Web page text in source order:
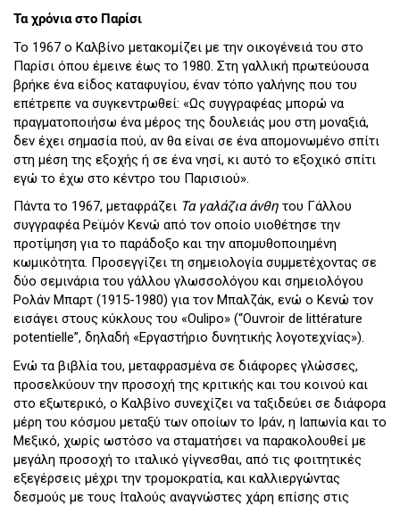
Τα χρόνια στο Παρίσι
Το 1967 ο Καλβίνο μετακομίζει με την οικογένειά του στο
Παρίσι όπου έμεινε έως το 1980. Στη γαλλική πρωτεύουσα
βρήκε ένα είδος καταφυγίου, έναν τόπο γαλήνης που του
επέτρεπε να συγκεντρωθεί: «Ως συγγραφέας μπορώ να
πραγματοποιήσω ένα μέρος της δουλειάς μου στη μοναξιά,
δεν έχει σημασία πού, αν θα είναι σε ένα απομονωμένο σπίτι
στη μέση της εξοχής ή σε ένα νησί, κι αυτό το εξοχικό σπίτι
εγώ το έχω στο κέντρο του Παρισιού».
Πάντα το 1967, μεταφράζει Τα γαλάζια άνθη του Γάλλου
συγγραφέα Ρεϊμόν Κενώ από τον οποίο υιοθέτησε την
προτίμηση για το παράδοξο και την απομυθοποιημένη
κωμικότητα. Προσεγγίζει τη σημειολογία συμμετέχοντας σε
δύο σεμινάρια του γάλλου γλωσσολόγου και σημειολόγου
Ρολάν Μπαρτ (1915-1980) για τον Μπαλζάκ, ενώ ο Κενώ τον
εισάγει στους κύκλους του «Oulipo» (“Ouvroir de littérature
potentielle”, δηλαδή «Εργαστήριο δυνητικής λογοτεχνίας»).
Ενώ τα βιβλία του, μεταφρασμένα σε διάφορες γλώσσες,
προσελκύουν την προσοχή της κριτικής και του κοινού και
στο εξωτερικό, ο Καλβίνο συνεχίζει να ταξιδεύει σε διάφορα
μέρη του κόσμου μεταξύ των οποίων το Ιράν, η Ιαπωνία και το
Μεξικό, χωρίς ωστόσο να σταματήσει να παρακολουθεί με
μεγάλη προσοχή το ιταλικό γίγνεσθαι, από τις φοιτητικές
εξεγέρσεις μέχρι την τρομοκρατία, και καλλιεργώντας
δεσμούς με τους Ιταλούς αναγνώστες χάρη επίσης στις